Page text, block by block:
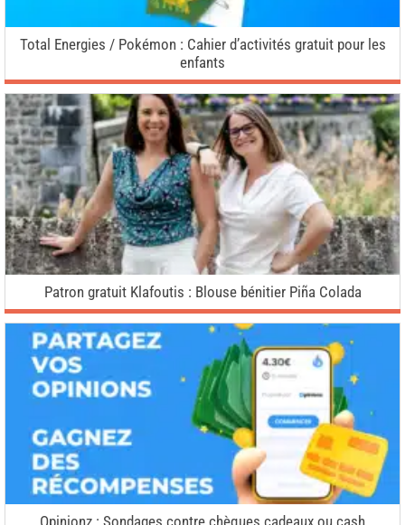
Total Energies / Pokémon : Cahier d’activités gratuit pour les
enfants
Patron gratuit Klafoutis : Blouse bénitier Piña Colada